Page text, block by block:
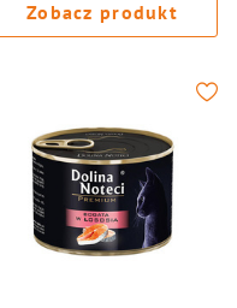
Zobacz produkt